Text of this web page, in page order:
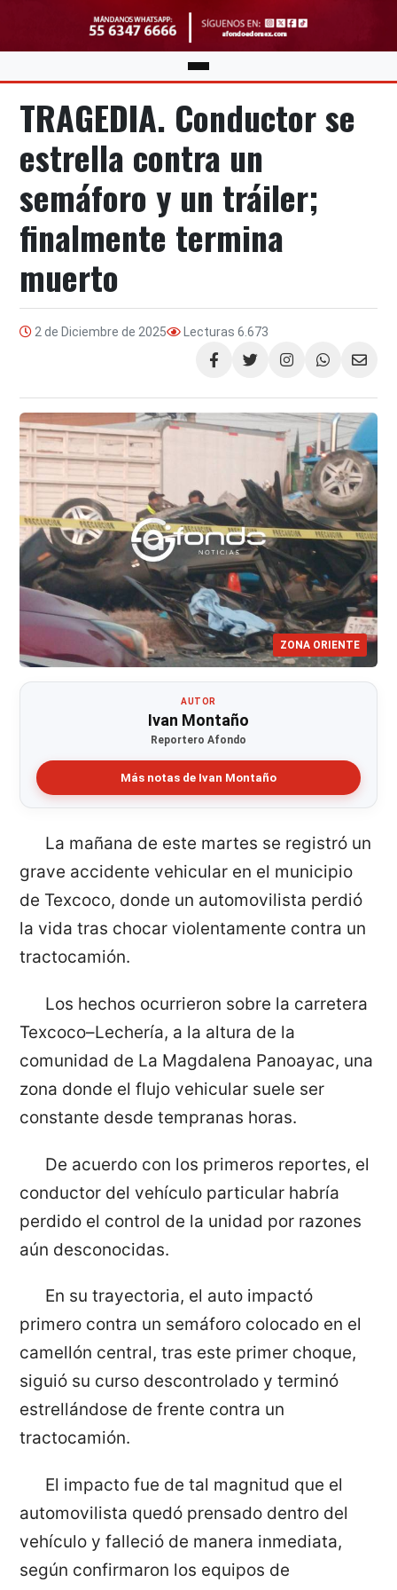
TRAGEDIA. Conductor se
estrella contra un
semáforo y un tráiler;
finalmente termina
muerto
2 de Diciembre de 2025 Lecturas 6.673
Compartir
ZONA ORIENTE
AUTOR
Ivan Montaño
Reportero Afondo
Más notas de Ivan Montaño
La mañana de este martes se registró un
grave accidente vehicular en el municipio
de Texcoco, donde un automovilista perdió
la vida tras chocar violentamente contra un
tractocamión.
Los hechos ocurrieron sobre la carretera
Texcoco–Lechería, a la altura de la
comunidad de La Magdalena Panoayac, una
zona donde el flujo vehicular suele ser
constante desde tempranas horas.
De acuerdo con los primeros reportes, el
conductor del vehículo particular habría
perdido el control de la unidad por razones
aún desconocidas.
En su trayectoria, el auto impactó
primero contra un semáforo colocado en el
camellón central, tras este primer choque,
siguió su curso descontrolado y terminó
estrellándose de frente contra un
tractocamión.
El impacto fue de tal magnitud que el
automovilista quedó prensado dentro del
vehículo y falleció de manera inmediata,
según confirmaron los equipos de